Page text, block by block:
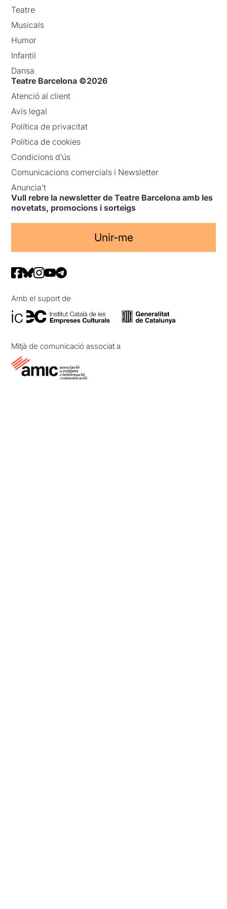
Teatre
Musicals
Humor
Infantil
Dansa
Teatre Barcelona ©2026
Atenció al client
Avís legal
Política de privacitat
Política de cookies
Condicions d’ús
Comunicacions comercials i Newsletter
Anuncia’t
Vull rebre la newsletter de Teatre Barcelona amb les
novetats, promocions i sorteigs
Unir-me
Amb el suport de
Mitjà de comunicació associat a